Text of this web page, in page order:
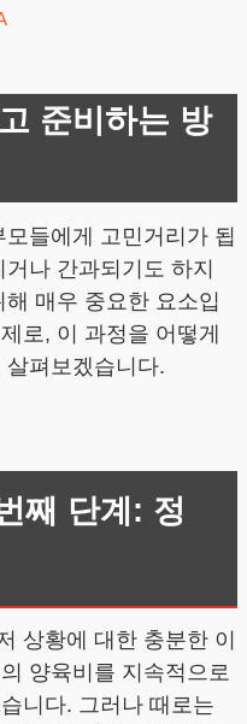
준비하는 방
들에게 고민거리가 됩
나 간과되기도 하지
매우 중요한 요소입
로, 이 과정을 어떻게
펴보겠습니다.
째 단계: 정
상황에 대한 충분한 이
양육비를 지속적으로
니다. 그러나 때로는